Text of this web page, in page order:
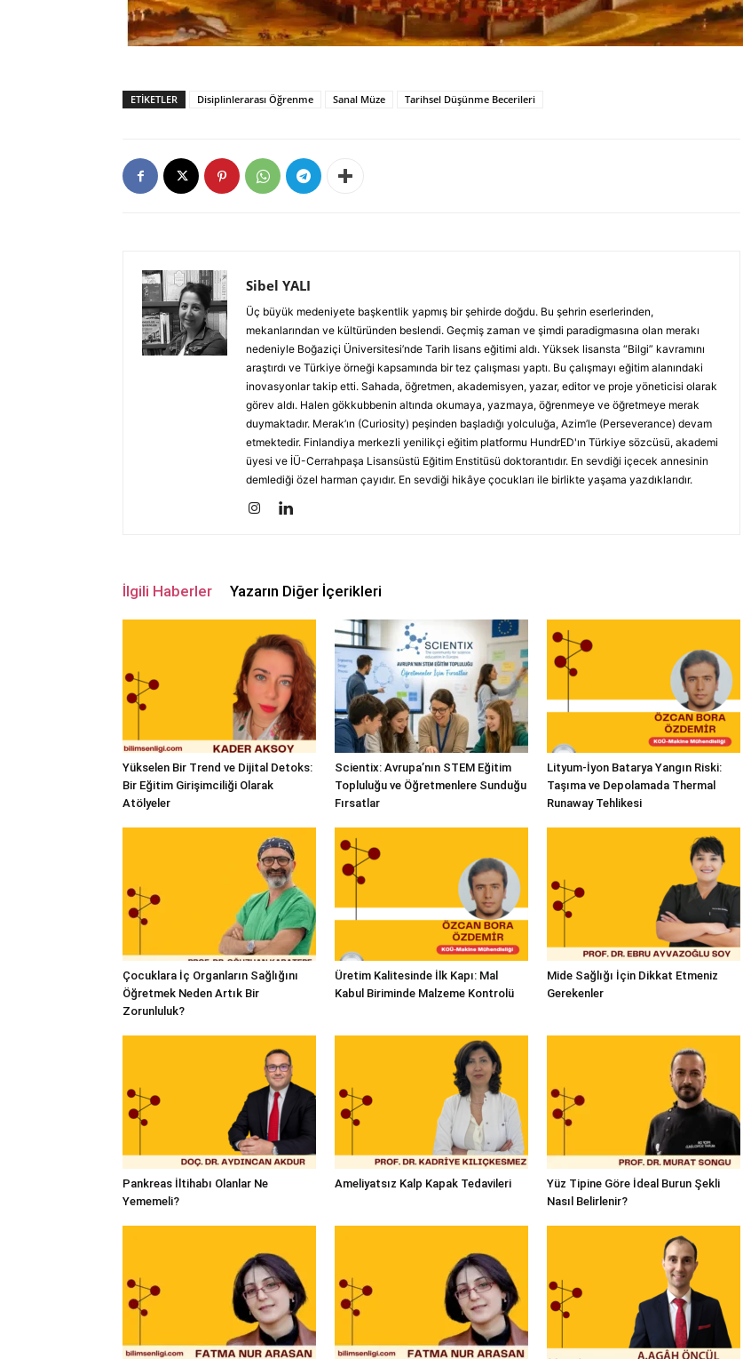
ETIKETLER Disiplinlerarası Öğrenme Sanal Müze Tarihsel Düşünme Becerileri
Sibel YALI
Üç büyük medeniyete başkentlik yapmış bir şehirde doğdu. Bu şehrin eserlerinden,
mekanlarından ve kültüründen beslendi. Geçmiş zaman ve şimdi paradigmasına olan merakı
nedeniyle Boğaziçi Üniversitesi’nde Tarih lisans eğitimi aldı. Yüksek lisansta “Bilgi” kavramını
araştırdı ve Türkiye örneği kapsamında bir tez çalışması yaptı. Bu çalışmayı eğitim alanındaki
inovasyonlar takip etti. Sahada, öğretmen, akademisyen, yazar, editor ve proje yöneticisi olarak
görev aldı. Halen gökkubbenin altında okumaya, yazmaya, öğrenmeye ve öğretmeye merak
duymaktadır. Merak’ın (Curiosity) peşinden başladığı yolculuğa, Azim’le (Perseverance) devam
etmektedir. Finlandiya merkezli yenilikçi eğitim platformu HundrED'ın Türkiye sözcüsü, akademi
üyesi ve İÜ-Cerrahpaşa Lisansüstü Eğitim Enstitüsü doktorantıdır. En sevdiği içecek annesinin
demlediği özel harman çayıdır. En sevdiği hikâye çocukları ile birlikte yaşama yazdıklarıdır.
İlgili Haberler Yazarın Diğer İçerikleri
Yükselen Bir Trend ve Dijital Detoks:
Bir Eğitim Girişimciliği Olarak
Atölyeler
Scientix: Avrupa’nın STEM Eğitim
Topluluğu ve Öğretmenlere Sunduğu
Fırsatlar
Lityum-İyon Batarya Yangın Riski:
Taşıma ve Depolamada Thermal
Runaway Tehlikesi
Çocuklara İç Organların Sağlığını
Öğretmek Neden Artık Bir
Zorunluluk?
Üretim Kalitesinde İlk Kapı: Mal
Kabul Biriminde Malzeme Kontrolü
Mide Sağlığı İçin Dikkat Etmeniz
Gerekenler
Pankreas İltihabı Olanlar Ne
Yememeli?
Ameliyatsız Kalp Kapak Tedavileri
Yüz Tipine Göre İdeal Burun Şekli
Nasıl Belirlenir?